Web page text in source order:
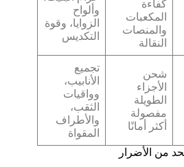
كفاءة
المكعبات
والمنصات
النقالة
وألواح
الزوايا، وقوة
التكديس
شحن
الأجزاء
الطويلة
مفصولة
أكثر أمانًا
تجميع
الأنابيب،
وواقيات
الثقب،
والأطراف
المقواة